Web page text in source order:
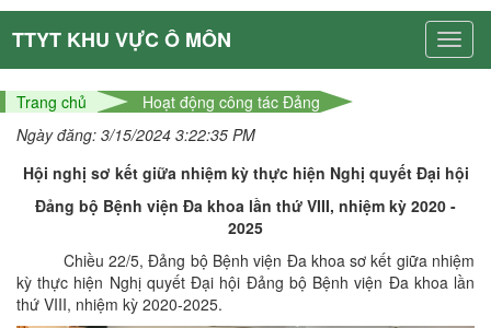
TTYT KHU VỰC Ô MÔN
Trang chủ
Hoạt động công tác Đảng
Ngày đăng: 3/15/2024 3:22:35 PM
Hội nghị sơ kết giữa nhiệm kỳ thực hiện Nghị quyết Đại hội
Đảng bộ Bệnh viện Đa khoa lần thứ VIII, nhiệm kỳ 2020 -
2025
Chiều 22/5, Đảng bộ Bệnh viện Đa khoa sơ kết giữa nhiệm
kỳ thực hiện Nghị quyết Đại hội Đảng bộ Bệnh viện Đa khoa lần
thứ VIII, nhiệm kỳ 2020-2025.